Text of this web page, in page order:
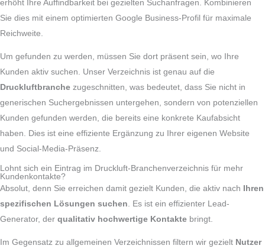
erhöht Ihre Auffindbarkeit bei gezielten Suchanfragen. Kombinieren
Sie dies mit einem optimierten Google Business-Profil für maximale
Reichweite.
Um gefunden zu werden, müssen Sie dort präsent sein, wo Ihre
Kunden aktiv suchen. Unser Verzeichnis ist genau auf die
Druckluftbranche zugeschnitten, was bedeutet, dass Sie nicht in
generischen Suchergebnissen untergehen, sondern von potenziellen
Kunden gefunden werden, die bereits eine konkrete Kaufabsicht
haben. Dies ist eine effiziente Ergänzung zu Ihrer eigenen Website
und Social-Media-Präsenz.
Lohnt sich ein Eintrag im Druckluft-Branchenverzeichnis für mehr
Kundenkontakte?
Absolut, denn Sie erreichen damit gezielt Kunden, die aktiv nach Ihren
spezifischen Lösungen suchen. Es ist ein effizienter Lead-
Generator, der qualitativ hochwertige Kontakte bringt.
Im Gegensatz zu allgemeinen Verzeichnissen filtern wir gezielt Nutzer